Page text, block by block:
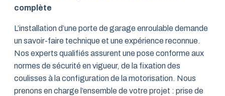
complète
L’installation d’une porte de garage enroulable demande
un savoir-faire technique et une expérience reconnue.
Nos experts qualifiés assurent une pose conforme aux
normes de sécurité en vigueur, de la fixation des
coulisses à la configuration de la motorisation. Nous
prenons en charge l’ensemble de votre projet : prise de